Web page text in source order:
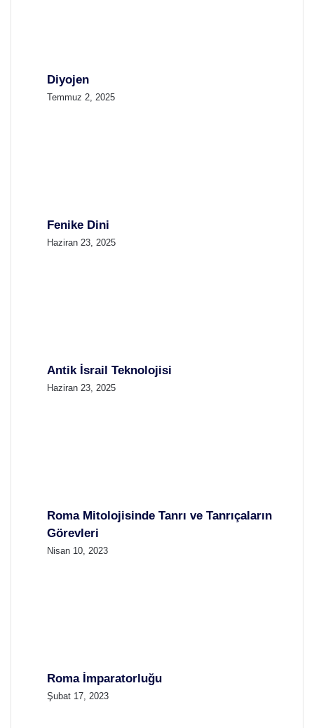
Diyojen
Temmuz 2, 2025
Fenike Dini
Haziran 23, 2025
Antik İsrail Teknolojisi
Haziran 23, 2025
Roma Mitolojisinde Tanrı ve Tanrıçaların
Görevleri
Nisan 10, 2023
Roma İmparatorluğu
Şubat 17, 2023